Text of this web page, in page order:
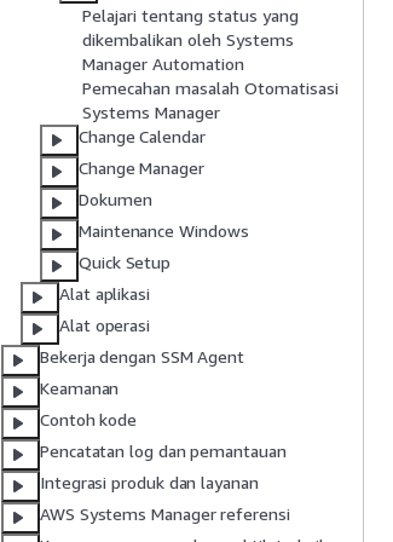
Pelajari tentang status yang
dikembalikan oleh Systems
Manager Automation
Pemecahan masalah Otomatisasi
Systems Manager
Change Calendar
Change Manager
Dokumen
Maintenance Windows
Quick Setup
Alat aplikasi
Alat operasi
Bekerja dengan SSM Agent
Keamanan
Contoh kode
Pencatatan log dan pemantauan
Integrasi produk dan layanan
AWS Systems Manager referensi